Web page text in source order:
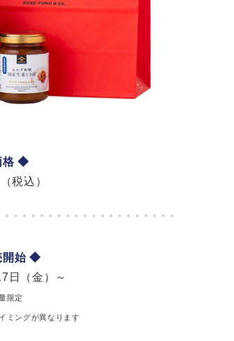
格 ◆
税込）
始 ◆
日（金）～
限定
ミングが異なります